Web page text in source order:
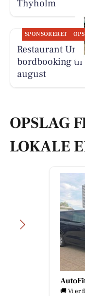
Thyholm
SPONSORERET
Restaurant
bordbooking til
august
OPSLAG
LOKALE
Bike-
🤩